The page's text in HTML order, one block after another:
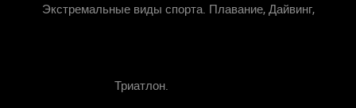
Экстремальные виды спорта. Плавание, Дайвинг,
Триатлон.